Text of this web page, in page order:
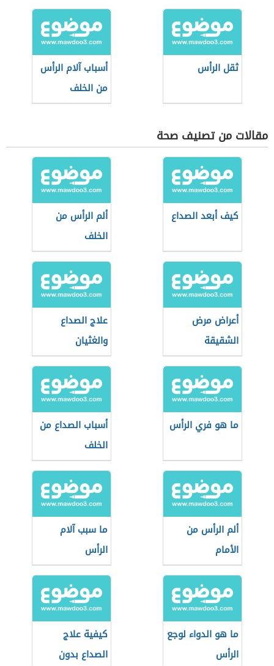
ثقل الرأس
أسباب آلام الرأس
من الخلف
مقالات من تصنيف صحة
كيف أبعد الصداع
ألم الرأس من
الخلف
أعراض مرض
الشقيقة
علاج الصداع
والغثيان
ما هو فري الرأس
أسباب الصداع من
الخلف
ألم الرأس من
الأمام
ما سبب آلام
الرأس
ما هو الدواء لوجع
الرأس
كيفية علاج
الصداع بدون